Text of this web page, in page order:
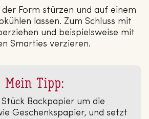
der Form stürzen und auf einem
lassen. Zum Schluss mit
und beispielsweise mit
Smarties verzieren.
Mein Tipp:
Stück Backpapier um die
Geschenkspapier, und setzt